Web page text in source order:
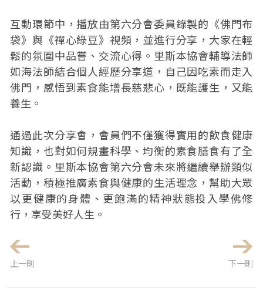
互動環節中，播放由第六分會委員錄製的《佛門布
袋》與《禪心綠豆》視頻，並進行分享，大家在輕
鬆的氛圍中品嘗、交流心得。里斯本協會輔導法師
如海法師結合個人經歷分享道，自己因吃素而走入
佛門，感悟到素食能增長慈悲心，既能護生，又能
養生。
通過此次分享會，會員們不僅獲得實用的飲食健康
知識，也對如何規畫科學、均衡的素食膳食有了全
新認識。里斯本協會第六分會未來將繼續舉辦類似
活動，積極推廣素食與健康的生活理念，幫助大眾
以更健康的身體、更飽滿的精神狀態投入學佛修
行，享受美好人生。
上一則 下一則